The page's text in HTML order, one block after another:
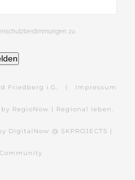
zu.
Friedberg i.G. | Impressum
RegioNow | Regional leben.
DigitalNow @ SKPROJECTS |